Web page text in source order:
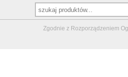
Zgodnie z Rozporządzeniem